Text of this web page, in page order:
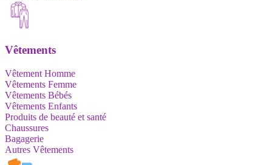
Vêtements
Vêtement Homme
Vêtements Femme
Vêtements Bébés
Vêtements Enfants
Produits de beauté et santé
Chaussures
Bagagerie
Autres Vêtements